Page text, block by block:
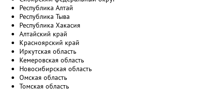
Республика Алтай
Республика Тыва
Республика Хакасия
Алтайский край
Красноярский край
Иркутская область
Кемеровская область
Новосибирская область
Омская область
Томская область